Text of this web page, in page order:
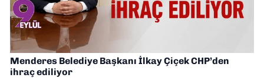
Menderes Belediye Başkanı İlkay Çiçek CHP’den
ihraç ediliyor